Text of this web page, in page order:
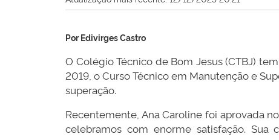
Por Edivirges Castro
O Colégio Técnico de Bom Jesus (CTBJ)
2019, o Curso Técnico em Manutenção e
superação.
Recentemente, Ana Caroline foi aprovada
celebramos com enorme satisfação.